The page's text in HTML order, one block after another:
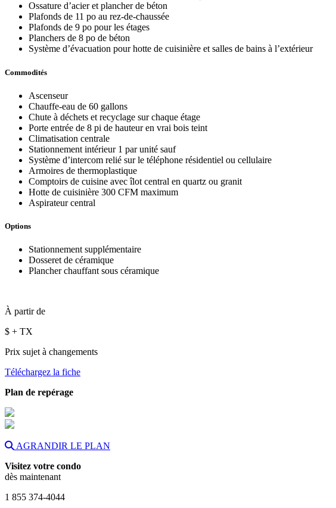
Ossature d’acier et plancher de béton
Plafonds de 11 po au rez-de-chaussée
Plafonds de 9 po pour les étages
Planchers de 8 po de béton
Système d’évacuation pour hotte de cuisinière et salles de bains à l’extérieur
Commodités
Ascenseur
Chauffe-eau de 60 gallons
Chute à déchets et recyclage sur chaque étage
Porte entrée de 8 pi de hauteur en vrai bois teint
Climatisation centrale
Stationnement intérieur 1 par unité sauf
Système d’intercom relié sur le téléphone résidentiel ou cellulaire
Armoires de thermoplastique
Comptoirs de cuisine avec îlot central en quartz ou granit
Hotte de cuisinière 300 CFM maximum
Aspirateur central
Options
Stationnement supplémentaire
Dosseret de céramique
Plancher chauffant sous céramique
À partir de
$ + TX
Prix sujet à changements
Téléchargez la fiche
Plan de repérage
AGRANDIR LE PLAN
Visitez votre condo
dès maintenant
1 855 374-4044